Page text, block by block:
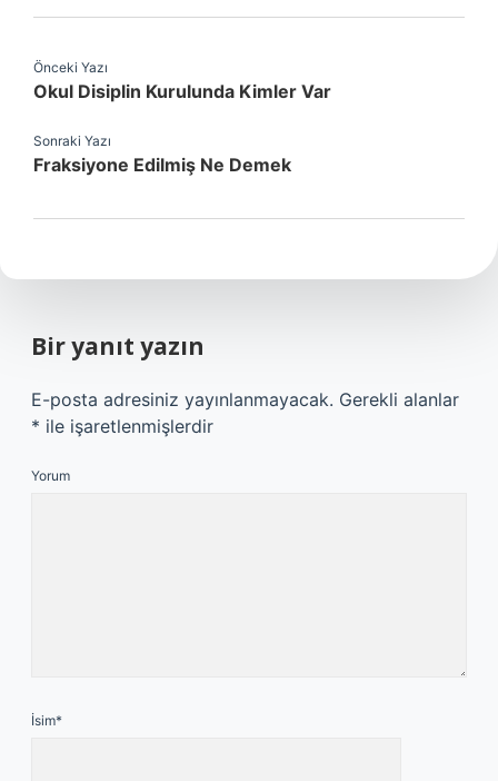
Önceki Yazı
Okul Disiplin Kurulunda Kimler Var
Sonraki Yazı
Fraksiyone Edilmiş Ne Demek
Bir yanıt yazın
E-posta adresiniz yayınlanmayacak. Gerekli alanlar
* ile işaretlenmişlerdir
Yorum
İsim*